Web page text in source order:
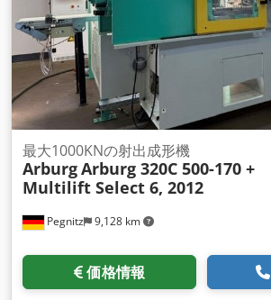
Pegnitz 9,128 km
最大1000KNの射出成形機
ArburgArburg 320C 500-170 +
Multilift Select 6, 2012
価格情報